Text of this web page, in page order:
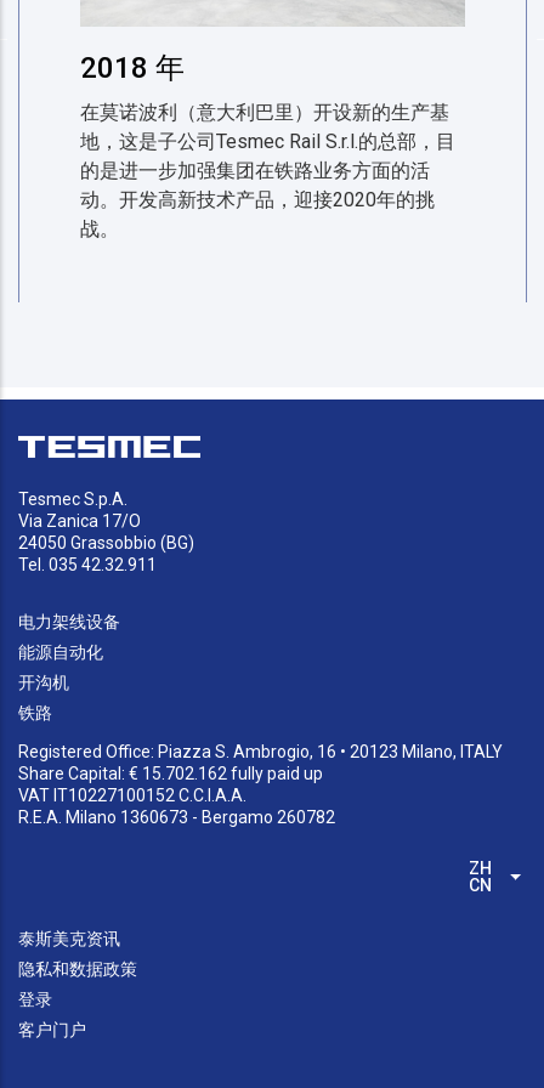
2018 年
在莫诺波利（意大利巴里）开设新的生产基
地，这是子公司Tesmec Rail S.r.l.的总部，目
的是进一步加强集团在铁路业务方面的活
动。开发高新技术产品，迎接2020年的挑
战。
Tesmec S.p.A.
Via Zanica 17/O
24050 Grassobbio (BG)
Tel. 035 42.32.911
电力架线设备
能源自动化
开沟机
铁路
Registered Office: Piazza S. Ambrogio, 16 • 20123 Milano, ITALY
Share Capital: € 15.702.162 fully paid up
VAT IT10227100152 C.C.I.A.A.
R.E.A. Milano 1360673 - Bergamo 260782
ZH-
CN
列
泰斯美克资讯
隐私和数据政策
登录
客户门户